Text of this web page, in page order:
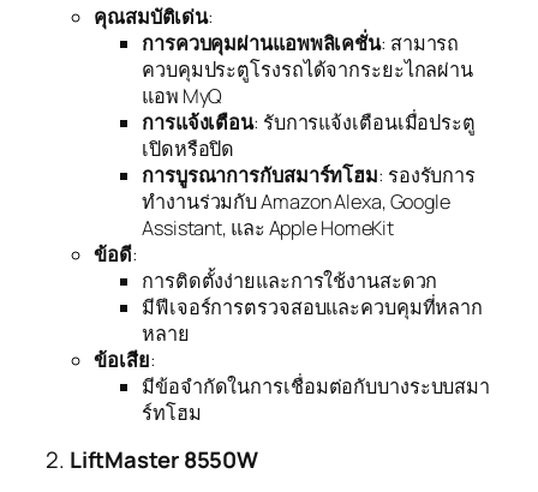
คุณสมบัติเด่น:
การควบคุมผ่านแอพพลิเคชั่น: สามารถ
ควบคุมประตูโรงรถได้จากระยะไกลผ่าน
แอพ MyQ
การแจ้งเตือน: รับการแจ้งเตือนเมื่อประตู
เปิดหรือปิด
การบูรณาการกับสมาร์ทโฮม: รองรับการ
ทำงานร่วมกับ Amazon Alexa, Google
Assistant, และ Apple HomeKit
ข้อดี:
การติดตั้งง่ายและการใช้งานสะดวก
มีฟีเจอร์การตรวจสอบและควบคุมที่หลาก
หลาย
ข้อเสีย:
มีข้อจำกัดในการเชื่อมต่อกับบางระบบสมา
ร์ทโฮม
2. LiftMaster 8550W